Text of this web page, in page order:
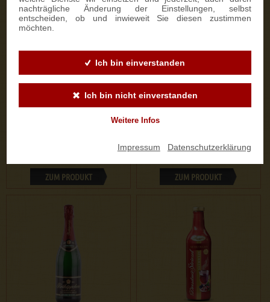
nachträgliche Änderung der Einstellungen, selbst
entscheiden, ob und inwieweit Sie diesen zustimmen
möchten.
Ich bin einverstanden
Ich bin nicht einverstanden
Weitere Infos
Impressum Datenschutzerklärung
1 Bewertung
Rotkäppchen Riesling
Weißwein"
ZUM PRODUKT
10 Bewertungen
DRESDEN", Motiv Dresdner
Semperoper
ZUM PRODUKT